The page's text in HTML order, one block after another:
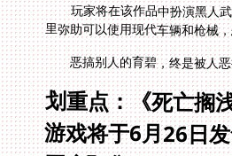
玩家将在该作品中扮演黑人
里弥助可以使用现代车辆和枪械
恶搞别人的育碧，终是被人
划重点：《死亡搁
游戏将于6月26日